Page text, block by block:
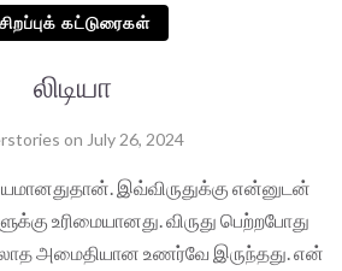
சிறப்புக் கட்டுரைகள்
லிடியா
on July 26, 2024
இவ்விருதுக்கு என்னுடன்
உரிமையானது. விருது பெற்றபோது
அமைதியான உணர்வே இருந்தது. என்